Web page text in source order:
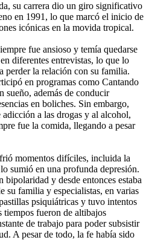
su carrera dio un giro significativo
en 1991, lo que marcó el inicio de
icónicas en la movida tropical.
fue ansioso y temía quedarse
diferentes entrevistas, lo que lo
perder la relación con su familia.
en programas como Cantando
sueño, además de conducir
en boliches. Sin embargo,
a las drogas y al alcohol,
fue la comida, llegando a pesar
momentos difíciles, incluida la
sumió en una profunda depresión.
y desde entonces estaba
su familia y especialistas, en varias
psiquiátricas y tuvo intentos
fueron de altibajos
de trabajo para poder subsistir
A pesar de todo, la fe había sido